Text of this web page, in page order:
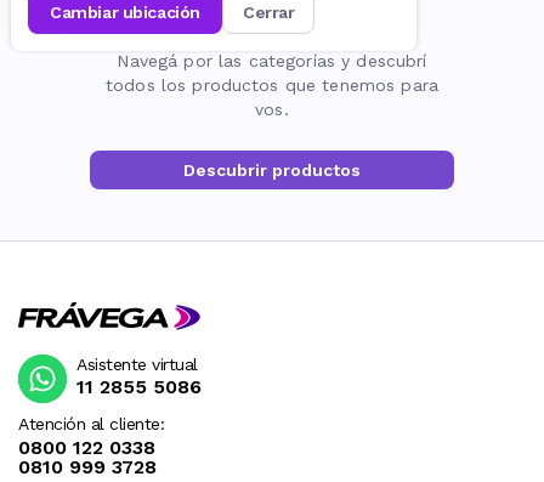
cambiar ubicación cerrar
La página no existe
Navegá por las categorías y descubrí
todos los productos que tenemos para
vos.
Descubrir productos
Atención al cliente:
0800 122 0338
0810 999 3728
Asistente virtual
11 2855 5086